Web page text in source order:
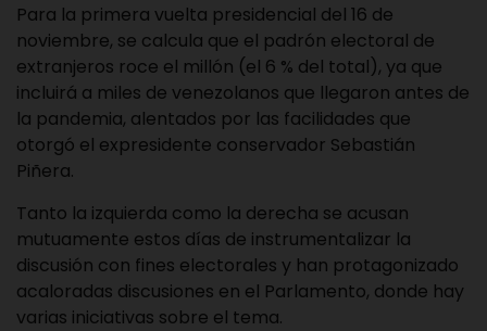
Para la primera vuelta presidencial del 16 de
noviembre, se calcula que el padrón electoral de
extranjeros roce el millón (el 6 % del total), ya que
incluirá a miles de venezolanos que llegaron antes de
la pandemia, alentados por las facilidades que
otorgó el expresidente conservador Sebastián
Piñera.
Tanto la izquierda como la derecha se acusan
mutuamente estos días de instrumentalizar la
discusión con fines electorales y han protagonizado
acaloradas discusiones en el Parlamento, donde hay
varias iniciativas sobre el tema.